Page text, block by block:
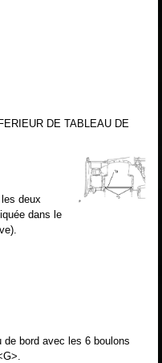
DE TABLEAU DE
deux
dans le
de bord avec les 6 boulons